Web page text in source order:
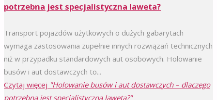
potrzebna jest specjalistyczna laweta?
Transport pojazdów użytkowych o dużych gabarytach
wymaga zastosowania zupełnie innych rozwiązań technicznych
niż w przypadku standardowych aut osobowych. Holowanie
busów i aut dostawczych to...
Czytaj więcej "Holowanie busów i aut dostawczych – dlaczego
potrzebna jest specjalistyczna laweta?"